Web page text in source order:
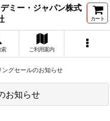
ミー・ジャパン株式
カート
索 ご利用案内
グセールのお知らせ
お知らせ